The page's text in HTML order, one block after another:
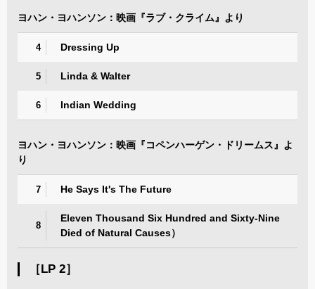
ヨハン・ヨハンソン：映画『ラブ・クライム』より
4 Dressing Up
5 Linda & Walter
6 Indian Wedding
ヨハン・ヨハンソン：映画『コペンハーゲン・ドリームス』よ
り
7 He Says It's The Future
8
Eleven Thousand Six Hundred and Sixty-Nine
Died of Natural Causes）
［LP 2］